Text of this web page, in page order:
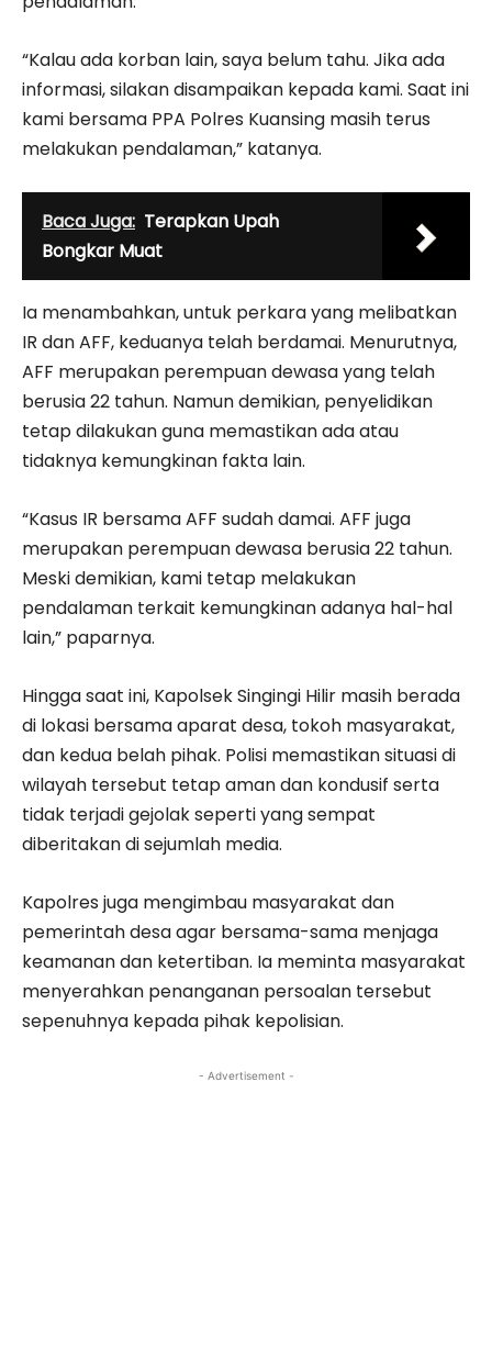
“Kalau ada korban lain, saya belum tahu. Jika ada
informasi, silakan disampaikan kepada kami. Saat ini
kami bersama PPA Polres Kuansing masih terus
melakukan pendalaman,” katanya.
Baca Juga: Terapkan Upah
Bongkar Muat
Ia menambahkan, untuk perkara yang melibatkan
IR dan AFF, keduanya telah berdamai. Menurutnya,
AFF merupakan perempuan dewasa yang telah
berusia 22 tahun. Namun demikian, penyelidikan
tetap dilakukan guna memastikan ada atau
tidaknya kemungkinan fakta lain.
“Kasus IR bersama AFF sudah damai. AFF juga
merupakan perempuan dewasa berusia 22 tahun.
Meski demikian, kami tetap melakukan
pendalaman terkait kemungkinan adanya hal-hal
lain,” paparnya.
Hingga saat ini, Kapolsek Singingi Hilir masih berada
di lokasi bersama aparat desa, tokoh masyarakat,
dan kedua belah pihak. Polisi memastikan situasi di
wilayah tersebut tetap aman dan kondusif serta
tidak terjadi gejolak seperti yang sempat
diberitakan di sejumlah media.
Kapolres juga mengimbau masyarakat dan
pemerintah desa agar bersama-sama menjaga
keamanan dan ketertiban. Ia meminta masyarakat
menyerahkan penanganan persoalan tersebut
sepenuhnya kepada pihak kepolisian.
- Advertisement -